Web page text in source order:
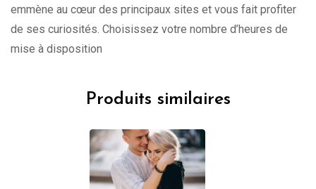
emmène au cœur des principaux sites et vous fait profiter
de ses curiosités. Choisissez votre nombre d’heures de
mise à disposition
Produits similaires